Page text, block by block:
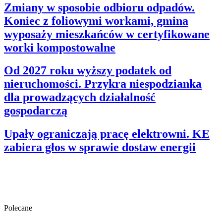
Zmiany w sposobie odbioru odpadów.
Koniec z foliowymi workami, gmina
wyposaży mieszkańców w certyfikowane
worki kompostowalne
Od 2027 roku wyższy podatek od
nieruchomości. Przykra niespodzianka
dla prowadzących działalność
gospodarczą
Upały ograniczają pracę elektrowni. KE
zabiera głos w sprawie dostaw energii
Polecane